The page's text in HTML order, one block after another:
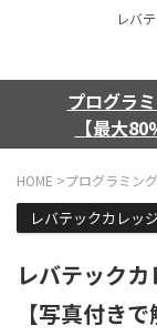
レバ
プログラ
【最大
HOME >プログラミン
レバテックカレッジ
レバテック
【写真付きで